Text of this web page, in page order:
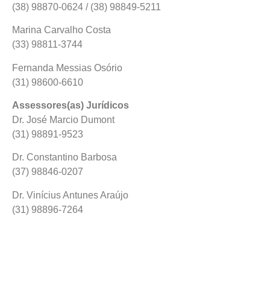
(38) 98870-0624 / (38) 98849-5211
Marina Carvalho Costa
(33) 98811-3744
Fernanda Messias Osório
(31) 98600-6610
Assessores(as) Jurídicos
Dr. José Marcio Dumont
(31) 98891-9523
Dr. Constantino Barbosa
(37) 98846-0207
Dr. Vinícius Antunes Araújo
(31) 98896-7264